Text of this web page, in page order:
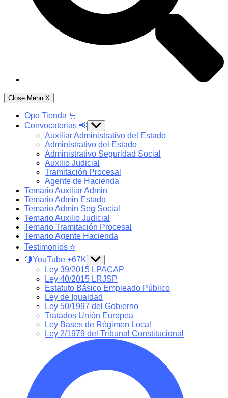
Close Menu X
Opo Tienda 🛒
Convocatorias 📢 Show
sub
menu
Auxiliar Administrativo del Estado
Administrativo del Estado
Administrativo Seguridad Social
Auxilio Judicial
Tramitación Procesal
Agente de Hacienda
Temario Auxiliar Admin
Temario Admin Estado
Temario Admin Seg Social
Temario Auxilio Judicial
Temario Tramitación Procesal
Temario Agente Hacienda
Testimonios ⭐️
🔴YouTube +67K Show
sub
menu
Ley 39/2015 LPACAP
Ley 40/2015 LRJSP
Estatuto Básico Empleado Público
Ley de Igualdad
Ley 50/1997 del Gobierno
Tratados Unión Europea
Ley Bases de Régimen Local
Ley 2/1979 del Tribunal Constitucional